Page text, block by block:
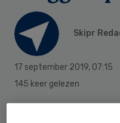
Skipr
17 september 2019, 07:15
145 keer gelezen